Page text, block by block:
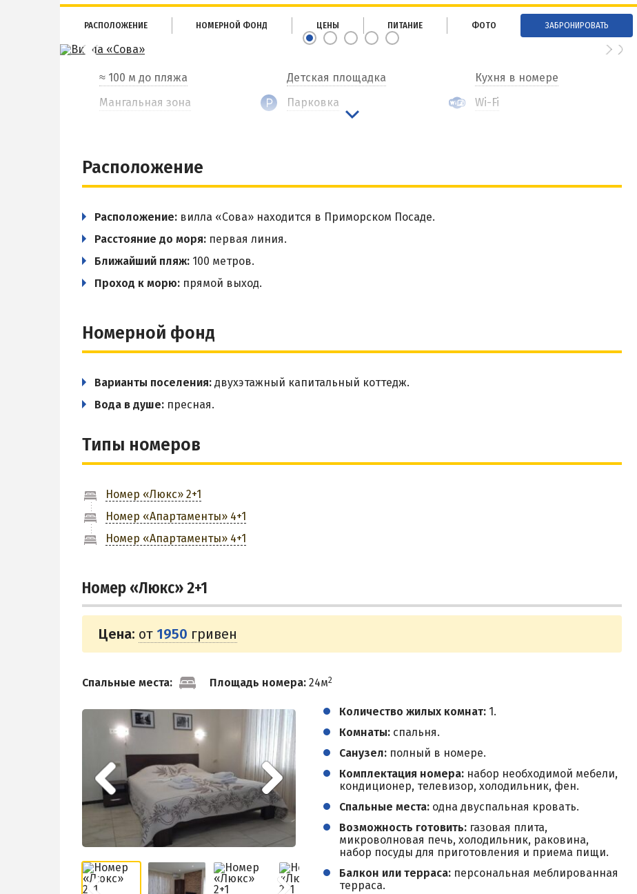
РАСПОЛОЖЕНИЕ НОМЕРНОЙ ФОНД ЦЕНЫ ПИТАНИЕ ФОТО ЗАБРОНИРОВАТЬ
≈ 100 м до пляжа Детская площадка
Кухня в номере
Мангальная зона
Парковка Wi-Fi
Расположение
Расположение: вилла «Сова» находится в Приморском Посаде.
Расстояние до моря: первая линия.
Ближайший пляж: 100 метров.
Проход к морю: прямой выход.
Номерной фонд
Варианты поселения: двухэтажный капитальный коттедж.
Вода в душе: пресная.
Типы номеров
Номер «Люкс» 2+1
Номер «Апартаменты» 4+1
Номер «Апартаменты» 4+1
Номер «Люкс» 2+1
Цена: от 1950 гривен
Спальные места: Площадь номера: 24м2
Количество жилых комнат: 1.
Комнаты: спальня.
Санузел: полный в номере.
Комплектация номера: набор необходимой мебели,
кондиционер, телевизор, холодильник, фен.
Спальные места: одна двуспальная кровать.
Возможность готовить: газовая плита,
микроволновая печь, холодильник, раковина,
набор посуды для приготовления и приема пищи.
Балкон или терраса: персональная меблированная
терраса.